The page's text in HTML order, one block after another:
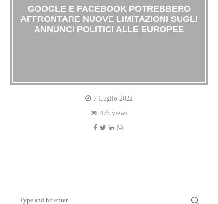
GOOGLE E FACEBOOK POTREBBERO
AFFRONTARE NUOVE LIMITAZIONI SUGLI
ANNUNCI POLITICI ALLE EUROPEE
7 Luglio 2022
475 views